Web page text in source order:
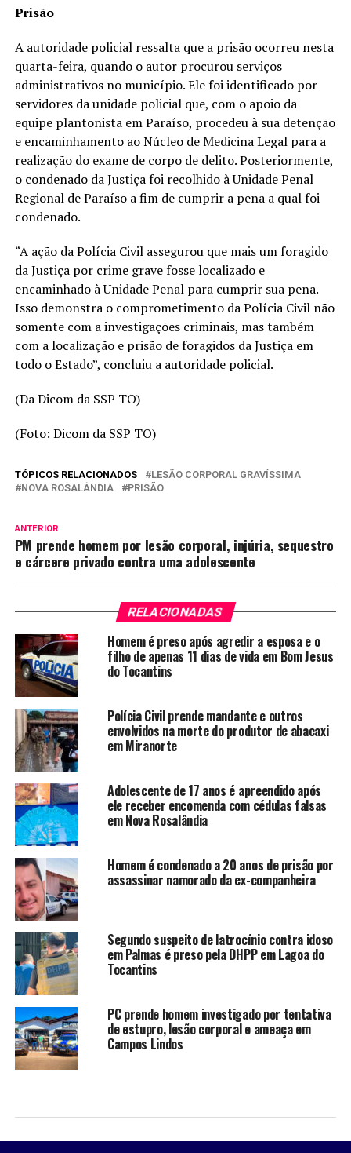
Prisão
A autoridade policial ressalta que a prisão ocorreu nesta
quarta-feira, quando o autor procurou serviços
administrativos no município. Ele foi identificado por
servidores da unidade policial que, com o apoio da
equipe plantonista em Paraíso, procedeu à sua detenção
e encaminhamento ao Núcleo de Medicina Legal para a
realização do exame de corpo de delito. Posteriormente,
o condenado da Justiça foi recolhido à Unidade Penal
Regional de Paraíso a fim de cumprir a pena a qual foi
condenado.
“A ação da Polícia Civil assegurou que mais um foragido
da Justiça por crime grave fosse localizado e
encaminhado à Unidade Penal para cumprir sua pena.
Isso demonstra o comprometimento da Polícia Civil não
somente com a investigações criminais, mas também
com a localização e prisão de foragidos da Justiça em
todo o Estado”, concluiu a autoridade policial.
(Da Dicom da SSP TO)
(Foto: Dicom da SSP TO)
TÓPICOS RELACIONADOS
LESÃO CORPORAL GRAVÍSSIMA
NOVA ROSALÂNDIA
PRISÃO
ANTERIOR
PM prende homem por lesão corporal, injúria, sequestro
e cárcere privado contra uma adolescente
RELACIONADAS
Homem é preso após agredir a esposa e o
filho de apenas 11 dias de vida em Bom Jesus
do Tocantins
Polícia Civil prende mandante e outros
envolvidos na morte do produtor de abacaxi
em Miranorte
Adolescente de 17 anos é apreendido após
ele receber encomenda com cédulas falsas
em Nova Rosalândia
Homem é condenado a 20 anos de prisão por
assassinar namorado da ex-companheira
Segundo suspeito de latrocínio contra idoso
em Palmas é preso pela DHPP em Lagoa do
Tocantins
PC prende homem investigado por tentativa
de estupro, lesão corporal e ameaça em
Campos Lindos